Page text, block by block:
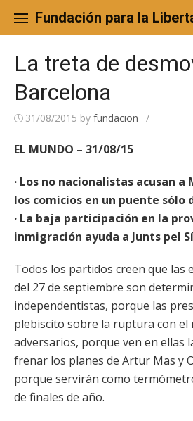
content
Fundación para la
La treta de
Barcelona
31/08/2015 by fundacion /
EL MUNDO – 31/08/15
· Los no nacionalistas acusan a
los comicios en un puente sólo
· La baja participación en la
inmigración ayuda a Junts pel
Todos los partidos creen que las
del 27 de septiembre son
independentistas, porque las
plebiscito sobre la ruptura con el
adversarios, porque ven en ellas
frenar los planes de Artur Mas y
porque servirán como
de finales de año.